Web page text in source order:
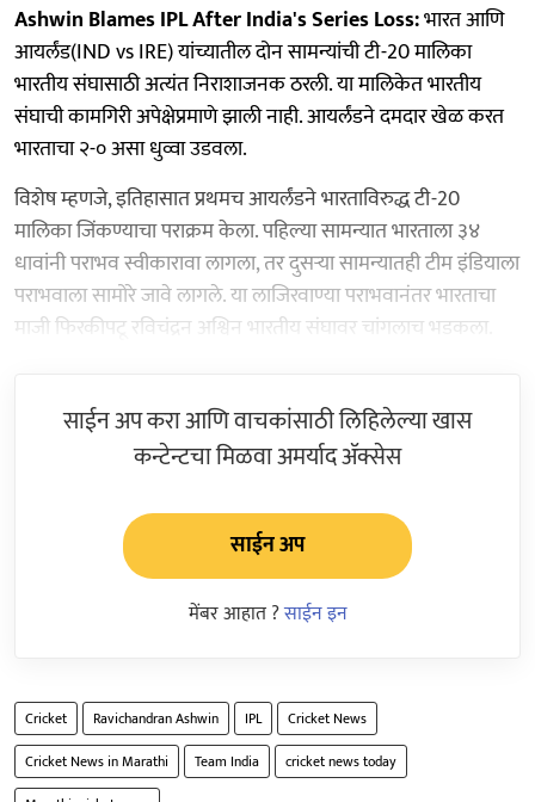
Ashwin Blames IPL After India's Series Loss:भारत आणि
आयर्लंड(IND vs IRE) यांच्यातील दोन सामन्यांची टी-20 मालिका
भारतीय संघासाठी अत्यंत निराशाजनक ठरली. या मालिकेत भारतीय
संघाची कामगिरी अपेक्षेप्रमाणे झाली नाही. आयर्लंडने दमदार खेळ करत
भारताचा २-० असा धुव्वा उडवला.
विशेष म्हणजे, इतिहासात प्रथमच आयर्लंडने भारताविरुद्ध टी-20
मालिका जिंकण्याचा पराक्रम केला. पहिल्या सामन्यात भारताला ३४
धावांनी पराभव स्वीकारावा लागला, तर दुसऱ्या सामन्यातही टीम इंडियाला
पराभवाला सामोरे जावे लागले. या लाजिरवाण्या पराभवानंतर भारताचा
माजी फिरकीपटू रविचंद्रन अश्विन भारतीय संघावर चांगलाच भडकला.
साईन अप करा आणि वाचकांसाठी लिहिलेल्या खास
कन्टेन्टचा मिळवा अमर्याद ॲक्सेस
साईन अप
मेंबर आहात ?साईन इन
Cricket Ravichandran Ashwin IPL
Cricket News
Cricket News in Marathi
Team India
cricket news today